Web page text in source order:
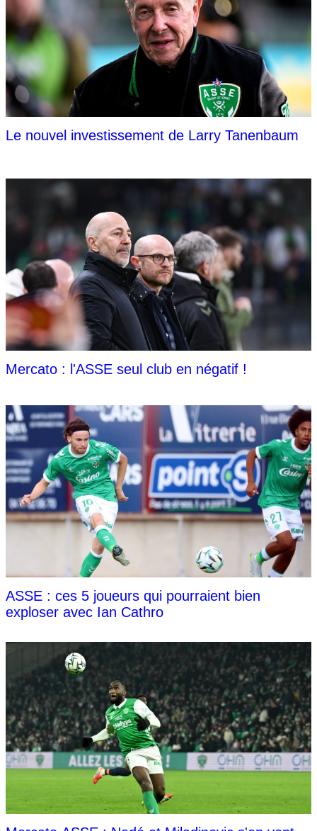
Le nouvel investissement de Larry Tanenbaum
Mercato : l'ASSE seul club en négatif !
ASSE : ces 5 joueurs qui pourraient bien
exploser avec Ian Cathro